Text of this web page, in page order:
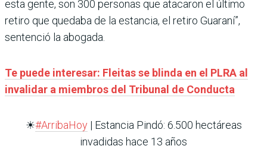
esta gente, son 300 personas que atacaron el último
retiro que quedaba de la estancia, el retiro Guaraní”,
sentenció la abogada.
Te puede interesar: Fleitas se blinda en el PLRA al
invalidar a miembros del Tribunal de Conducta
☀#ArribaHoy| Estancia Pindó: 6.500 hectáreas
invadidas hace 13 años